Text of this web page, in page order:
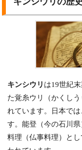
キンシウリ は19世紀
た覚糸ウリ（かくし
れています。日本で
す。能登（今の石川
料理（仏事料理）と